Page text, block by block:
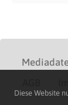
Diese Website